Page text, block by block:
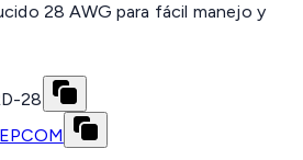
28 AWG para fácil manejo y
28